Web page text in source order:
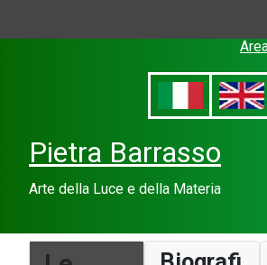
Pietra Barrasso
Arte della Luce e della Materia